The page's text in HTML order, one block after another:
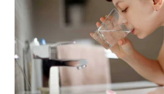
SIBARAGAS
NEWS
METRO